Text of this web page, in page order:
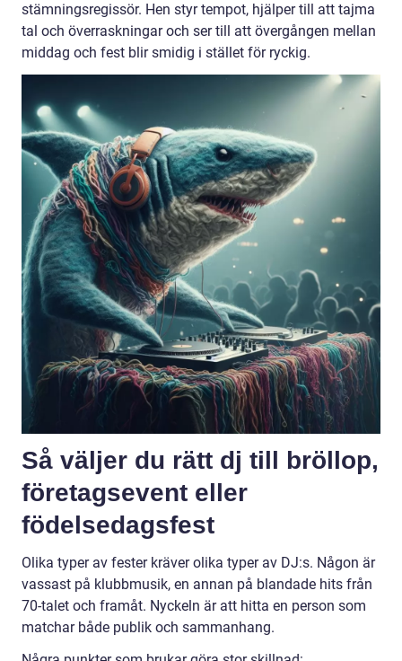
stämningsregissör. Hen styr tempot, hjälper till att tajma
tal och överraskningar och ser till att övergången mellan
middag och fest blir smidig i stället för ryckig.
Så väljer du rätt dj till bröllop,
företagsevent eller
födelsedagsfest
Olika typer av fester kräver olika typer av DJ:s. Någon är
vassast på klubbmusik, en annan på blandade hits från
70-talet och framåt. Nyckeln är att hitta en person som
matchar både publik och sammanhang.